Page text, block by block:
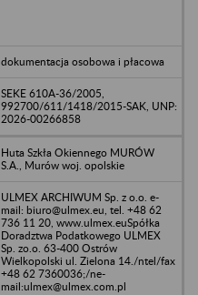
dokumentacja osobowa i płacowa
SEKE 610A-36/2005,
992700/611/1418/2015-SAK, UNP:
2026-00266858
Huta Szkła Okiennego MURÓW
S.A., Murów woj. opolskie
ULMEX ARCHIWUM Sp. z o.o. e-
mail: biuro@ulmex.eu, tel. +48 62
736 11 20, www.ulmex.euSpółka
Doradztwa Podatkowego ULMEX
Sp. zo.o. 63-400 Ostrów
Wielkopolski ul. Zielona 14./ntel/fax
+48 62 7360036;/ne-
mail:ulmex@ulmex.com.pl